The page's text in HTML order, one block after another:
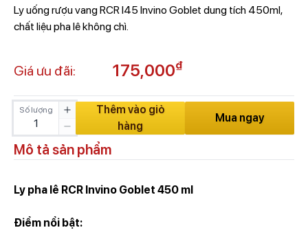
Ly uống rượu vang RCR I45 Invino Goblet dung tích 450ml,
chất liệu pha lê không chì.
Giá ưu đãi: 175,000₫
Số lượng
Thêm vào giỏ
hàng
Mua ngay
Mô tả sản phẩm
Ly pha lê RCR Invino Goblet 450 ml
Điểm nổi bật: